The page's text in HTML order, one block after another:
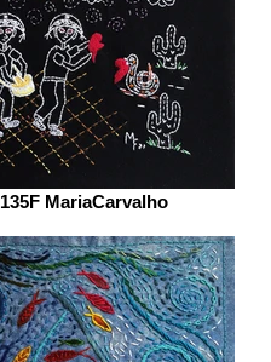
135F MariaCarvalho